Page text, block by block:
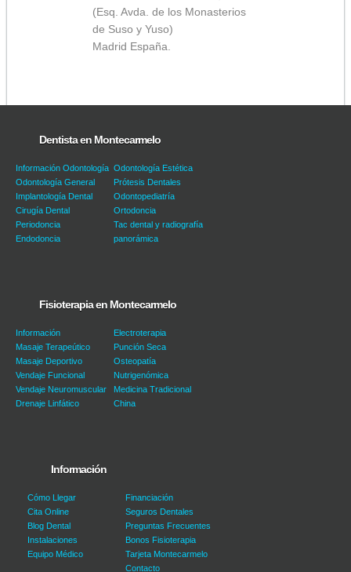
(Esq. Avda. de los Monasterios
de Suso y Yuso)
Madrid España.
Dentista en Montecarmelo
Información Odontología
Odontología General
Implantología Dental
Cirugía Dental
Periodoncia
Endodoncia
Odontología Estética
Prótesis Dentales
Odontopediatría
Ortodoncia
Tac dental y radiografía
panorámica
Fisioterapia en Montecarmelo
Información
Masaje Terapeútico
Masaje Deportivo
Vendaje Funcional
Vendaje Neuromuscular
Drenaje Linfático
Electroterapia
Punción Seca
Osteopatía
Nutrigenómica
Medicina Tradicional
China
Información
Cómo Llegar
Cita Online
Blog Dental
Instalaciones
Equipo Médico
Financiación
Seguros Dentales
Preguntas Frecuentes
Bonos Fisioterapia
Tarjeta Montecarmelo
Contacto